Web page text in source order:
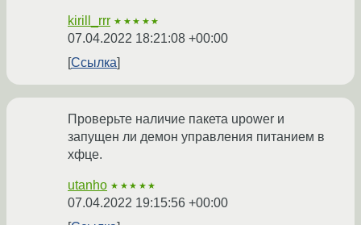
kirill_rrr ★★★★★
07.04.2022 18:21:08 +00:00
Ссылка
Проверьте наличие пакета upower и
запущен ли демон управления питанием в
хфце.
utanho ★★★★★
07.04.2022 19:15:56 +00:00